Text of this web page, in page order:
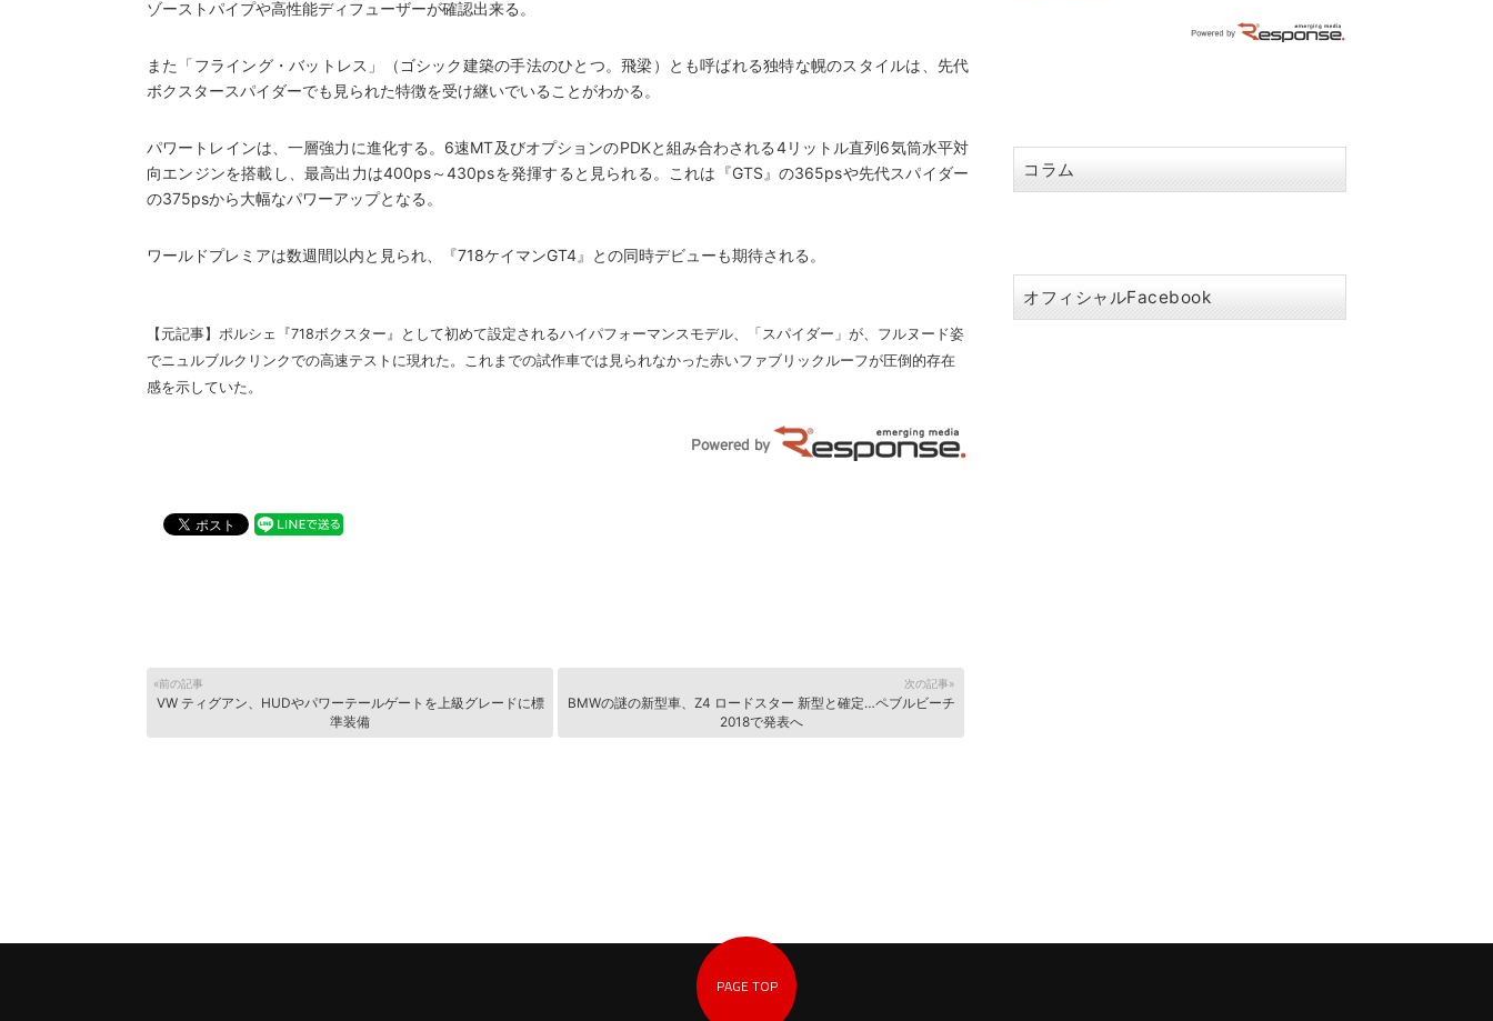
ゾーストパイプや高性能ディフューザーが確認出来る。
また「フライング・バットレス」（ゴシック建築の手法のひとつ。飛梁）とも呼ばれる独特な幌のスタイルは、先代
ボクスタースパイダーでも見られた特徴を受け継いでいることがわかる。
パワートレインは、一層強力に進化する。6速MT及びオプションのPDKと組み合わされる4リットル直列6気筒水平対
向エンジンを搭載し、最高出力は400ps～430psを発揮すると見られる。これは『GTS』の365psや先代スパイダー
の375psから大幅なパワーアップとなる。
ワールドプレミアは数週間以内と見られ、『718ケイマンGT4』との同時デビューも期待される。
【元記事】 ポルシェ『718ボクスター』として初めて設定されるハイパフォーマンスモデル、「スパイダー」が、フルヌード姿
でニュルブルクリンクでの高速テストに現れた。これまでの試作車では見られなかった赤いファブリックルーフが圧倒的存在
感を示していた。
«前の記事
VW ティグアン、HUDやパワーテールゲートを上級グレードに標
準装備
次の記事»
BMWの謎の新型車、Z4 ロードスター 新型と確定…ペブルビーチ
2018で発表へ
コラム
オフィシャルFacebook
PAGE TOP